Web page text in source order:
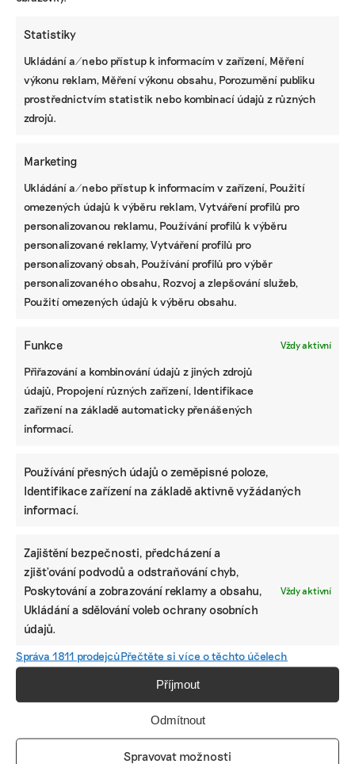
Statistiky
Ukládání a/nebo přístup k informacím v zařízení, Měření
výkonu reklam, Měření výkonu obsahu, Porozumění publiku
prostřednictvím statistik nebo kombinací údajů z různých
zdrojů.
Marketing
Ukládání a/nebo přístup k informacím v zařízení, Použití
omezených údajů k výběru reklam, Vytváření profilů pro
personalizovanou reklamu, Používání profilů k výběru
personalizované reklamy, Vytváření profilů pro
personalizovaný obsah, Používání profilů pro výběr
personalizovaného obsahu, Rozvoj a zlepšování služeb,
Použití omezených údajů k výběru obsahu.
Funkce Vždy aktivní
Přiřazování a kombinování údajů z jiných zdrojů
údajů, Propojení různých zařízení, Identifikace
zařízení na základě automaticky přenášených
informací.
Používání přesných údajů o zeměpisné poloze,
Identifikace zařízení na základě aktivně vyžádaných
informací.
Zajištění bezpečnosti, předcházení a
zjišťování podvodů a odstraňování chyb,
Poskytování a zobrazování reklamy a obsahu,
Ukládání a sdělování voleb ochrany osobních
údajů.
Vždy aktivní
Správa 1811 prodejcůPřečtěte si více o těchto účelech
Příjmout
Odmítnout
Spravovat možnosti
environmentální stránky. Festival se prodraží,
přejít na obnovitelné zdroje energie či elektroauta.
Nemůžeme si hrát na to, že peníze nejsou důležité.
Jakákoliv krize nebo riziko znamená zastavení
ekologické agendy.
udržitelný?
Základním pilířem udržitelnosti je edukace.
Festivaly, které jsou dokumentárního charakteru
s cílem probudit zájem lidí o témata, která jsou
často v masmédiích neviditelná, se o ni zčásti
starají. Přináší totiž kontinuální osvětu a
velké konzumní akci bez tohoto rozměru. Zároveň
do budoucna věřím tomu, že úspěch akcí nebude
měřený počtem přítomných účastníků. Dobrou
alternativou mohou být hybridní kombinace dění
na místě a v online prostoru. Zároveň se lidé
mohou spojovat v rámci svých komunit a sledovat
kilometrů. Současně se demokratizuje přístup
k filmům. Dále je podle mě důležité zvážit, jak
často je potřeba festivaly organizovat. Měli
Cílem je tedy skromný festival?
Je to velmi správný výběr slova. IPCC report nebo
inaugurační řeč prezidenta Macrona zmiňují
klimatických cílů. Konzumovat méně je základ, a
to i u filmů, protože za sebou mají klimatickou
stopu jako jiné věci. Chceme se pomalu dostat do
vyvážené rovnováhy s tím, co nám planeta
dokáže nabídnout.